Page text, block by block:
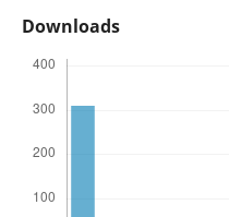
Downloads